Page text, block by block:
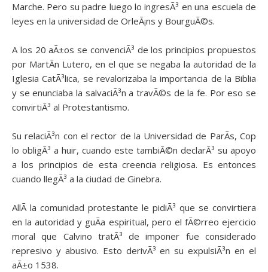
Marche. Pero su padre luego lo ingresÃ³ en una escuela de
leyes en la universidad de OrleÃ¡ns y BourguÃ©s.
A los 20 aÃ±os se convenciÃ³ de los principios propuestos
por MartÃ­n Lutero, en el que se negaba la autoridad de la
Iglesia CatÃ³lica, se revalorizaba la importancia de la Biblia
y se enunciaba la salvaciÃ³n a travÃ©s de la fe. Por eso se
convirtiÃ³ al Protestantismo.
Su relaciÃ³n con el rector de la Universidad de ParÃ­s, Cop
lo obligÃ³ a huir, cuando este tambiÃ©n declarÃ³ su apoyo
a los principios de esta creencia religiosa. Es entonces
cuando llegÃ³ a la ciudad de Ginebra.
AllÃ­ la comunidad protestante le pidiÃ³ que se convirtiera
en la autoridad y guÃ­a espiritual, pero el fÃ©rreo ejercicio
moral que Calvino tratÃ³ de imponer fue considerado
represivo y abusivo. Esto derivÃ³ en su expulsiÃ³n en el
aÃ±o 1538.